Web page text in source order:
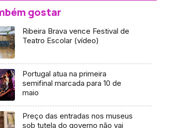
gostar
Ribeira Brava vence Festival de
Teatro Escolar (vídeo)
Portugal atua na primeira
semifinal marcada para 10 de
maio
Preço das entradas nos museus
sob tutela do governo não vai